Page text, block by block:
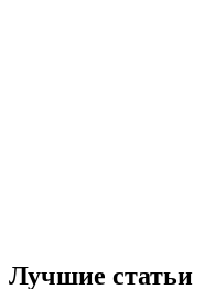
Лучшие статьи